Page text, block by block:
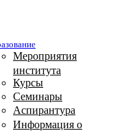
Мероприятия
института
Курсы
Семинары
Аспирантура
Информация о